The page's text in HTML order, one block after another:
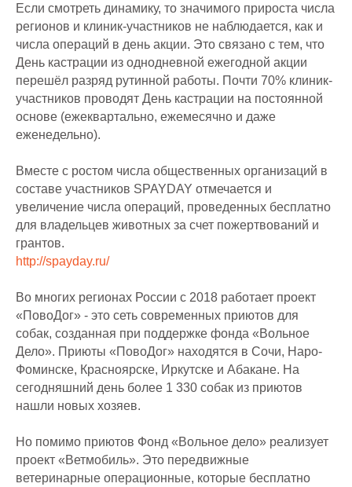
Если смотреть динамику, то значимого прироста числа
регионов и клиник-участников не наблюдается, как и
числа операций в день акции. Это связано с тем, что
День кастрации из однодневной ежегодной акции
перешёл разряд рутинной работы. Почти 70% клиник-
участников проводят День кастрации на постоянной
основе (ежеквартально, ежемесячно и даже
еженедельно).
Вместе с ростом числа общественных организаций в
составе участников SPAYDAY отмечается и
увеличение числа операций, проведенных бесплатно
для владельцев животных за счет пожертвований и
грантов.
http://spayday.ru/
Во многих регионах России с 2018 работает проект
«ПовоДог» - это сеть современных приютов для
собак, созданная при поддержке фонда «Вольное
Дело». Приюты «ПовоДог» находятся в Сочи, Наро-
Фоминске, Красноярске, Иркутске и Абакане. На
сегодняшний день более 1 330 собак из приютов
нашли новых хозяев.
Но помимо приютов Фонд «Вольное дело» реализует
проект «Ветмобиль». Это передвижные
ветеринарные операционные, которые бесплатно